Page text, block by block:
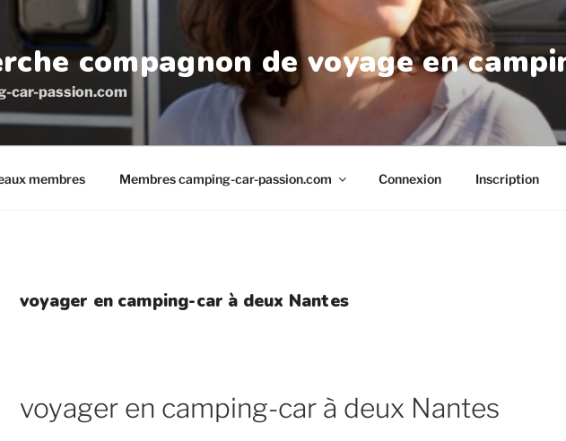
compagnon de voyage en
car-passion.com
membres Membres camping-car-passion.com Connexion Inscription
voyager en camping-car à deux Nantes
voyager en camping-car à deux Nantes